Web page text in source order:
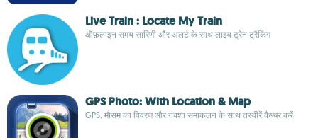
Live Train : Locate My Train
ऑफ़लाइन समय सारिणी और अलर्ट के साथ लाइव ट्रेन ट्रैकिंग
GPS Photo: With Location & Map
GPS, मौसम का विवरण और नक्शा समाकलन के साथ तस्वीरें कैप्चर करें